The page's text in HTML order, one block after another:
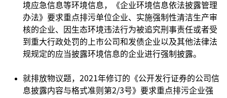
境应急信息等环境信息，《企业环境信息依法披露管理
办法》要求重点排污单位企业、实施强制性清洁生产审
核的企业、因生态环境违法行为被追究刑事责任或者受
到重大行政处罚的上市公司和发债企业以及其他法律法
规规定的应当披露环境信息的企业进行强制披露。
就排放物议题，2021年修订的《公开发行证券的公司信
息披露内容与格式准则第2/3号》要求重点排污企业强